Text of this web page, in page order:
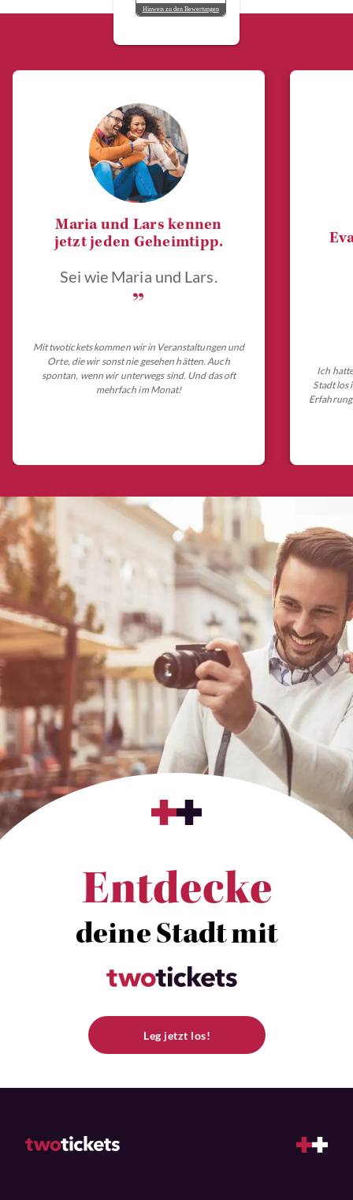
Hinweis zu den Bewertungen
Maria und Lars kennen
jetzt jeden Geheimtipp.
Sei wie Maria und Lars.
„
Mit twotickets kommen wir in Veranstaltungen und
Orte, die wir sonst nie gesehen hätten. Auch
spontan, wenn wir unterwegs sind. Und das oft
mehrfach im Monat!
Ich
Stadt los
Entdecke
deine Stadt mit
Leg jetzt los!